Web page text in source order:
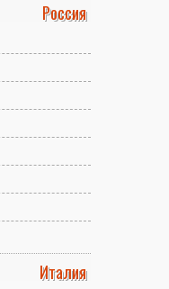
Россия
Италия